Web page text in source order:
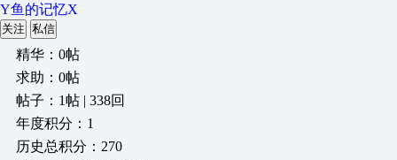
Y鱼的记忆X
关注 私信
精华：0帖
求助：0帖
帖子：1帖 | 338回
年度积分：1
历史总积分：270